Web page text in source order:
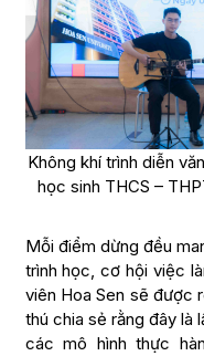
Không khí trình diễn
học sinh THCS –
Mỗi điểm dừng đều
trình học, cơ hội việc
viên Hoa Sen sẽ được
thú chia sẻ rằng đây là
các mô hình thực